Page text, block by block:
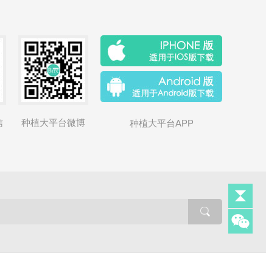
种植大平台微博 种植大平台APP